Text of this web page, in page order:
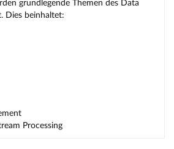
grundlegende Themen des Data
Dies beinhaltet:
Processing